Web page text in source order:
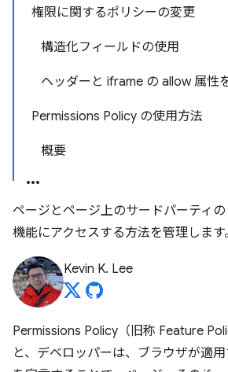
権限に関するポリシーの変更
構造化フィールドの使用
ヘッダーと iframe の allow 属性
Permissions Policy の使用方法
概要
ページとページ上のサードパーティ
機能にアクセスする方法を管理します。
Kevin K. Lee
Permissions Policy（旧称 Feature
と、デベロッパーは、ブラウザが適